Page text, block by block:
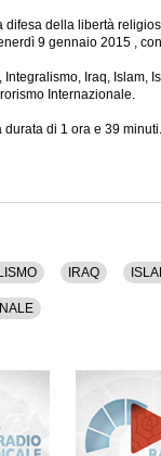
difesa della libertà
9 gennaio 2015 ,
Iraq, Islam,
Internazionale.
durata di 1 ora e 39 minuti.
IRAQ